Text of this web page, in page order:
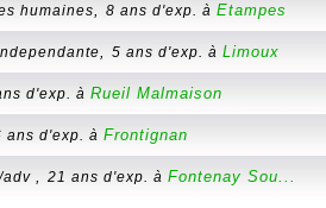
humaines, 8 ans d'exp. à Etampes
, 5 ans d'exp. à Limoux
d'exp. à Rueil Malmaison
ans d'exp. à Frontignan
adv , 21 ans d'exp. à Fontenay Sou...